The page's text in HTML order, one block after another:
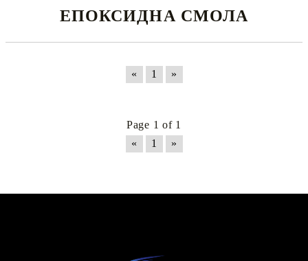
ЕПОКСИДНА СМОЛА
« 1 »
Page 1 of 1
«
1 »